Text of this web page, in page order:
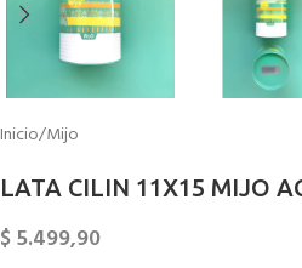
Inicio/Mijo
LATA CILIN 11X15 MIJO
$5.499,90